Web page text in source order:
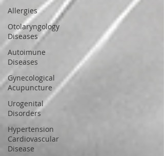
Allergies
Otolaryngology
Diseases
Autoimune
Diseases
Gynecological
Acupuncture
Urogenital
Disorders
Hypertension
Cardiovascular
Disease